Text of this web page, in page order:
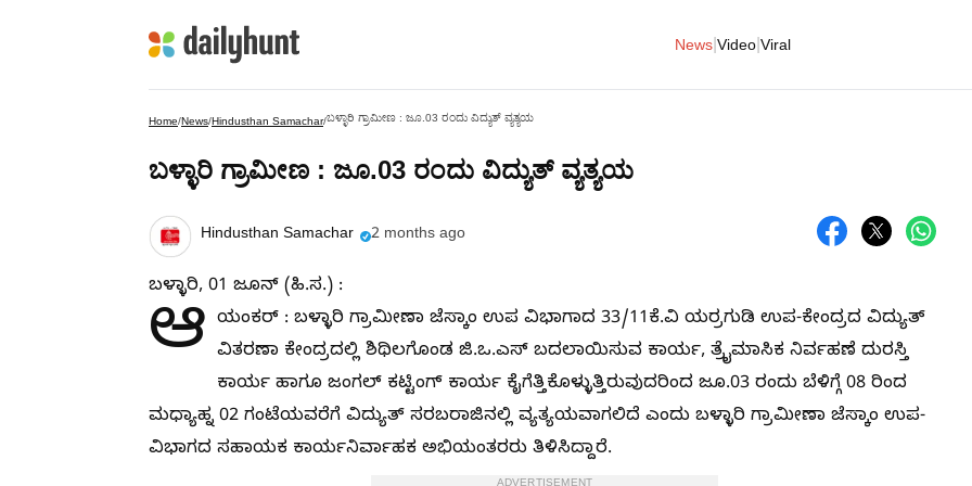
News Video Viral
Home/News/Hindusthan Samachar/ಬಳ್ಳಾರಿ ಗ್ರಾಮೀಣ : ಜೂ.03 ರಂದು ವಿದ್ಯುತ್ ವ್ಯತ್ಯಯ
ಬಳ್ಳಾರಿ ಗ್ರಾಮೀಣ : ಜೂ.03 ರಂದು ವಿದ್ಯುತ್ ವ್ಯತ್ಯಯ
Hindusthan Samachar 2 months ago
ಬಳ್ಳಾರಿ, 01 ಜೂನ್ (ಹಿ.ಸ.) :
ಆ ಯಂಕರ್ : ಬಳ್ಳಾರಿ ಗ್ರಾಮೀಣಾ ಜೆಸ್ಕಾಂ ಉಪ ವಿಭಾಗಾದ 33/11ಕೆ.ವಿ ಯರ್ರಗುಡಿ ಉಪ-ಕೇಂದ್ರದ ವಿದ್ಯುತ್
ವಿತರಣಾ ಕೇಂದ್ರದಲ್ಲಿ ಶಿಥಿಲಗೊಂಡ ಜಿ.ಒ.ಎಸ್ ಬದಲಾಯಿಸುವ ಕಾರ್ಯ, ತ್ರೈಮಾಸಿಕ ನಿರ್ವಹಣೆ ದುರಸ್ತಿ
ಕಾರ್ಯ ಹಾಗೂ ಜಂಗಲ್ ಕಟ್ಟಿಂಗ್ ಕಾರ್ಯ ಕೈಗೆತ್ತಿಕೊಳ್ಳುತ್ತಿರುವುದರಿಂದ ಜೂ.03 ರಂದು ಬೆಳಿಗ್ಗೆ 08 ರಿಂದ
ಮಧ್ಯಾಹ್ನ 02 ಗಂಟೆಯವರೆಗೆ ವಿದ್ಯುತ್ ಸರಬರಾಜಿನಲ್ಲಿ ವ್ಯತ್ಯಯವಾಗಲಿದೆ ಎಂದು ಬಳ್ಳಾರಿ ಗ್ರಾಮೀಣಾ ಜೆಸ್ಕಾಂ ಉಪ-
ವಿಭಾಗದ ಸಹಾಯಕ ಕಾರ್ಯನಿರ್ವಾಹಕ ಅಭಿಯಂತರರು ತಿಳಿಸಿದ್ದಾರೆ.